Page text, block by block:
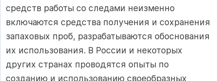
средств работы со следами неизменно
включаются средства получения и сохранения
запаховых проб, разрабатываются обоснования
их использования. В России и некоторых
других странах проводятся опыты по
созданию и использованию своеобразных